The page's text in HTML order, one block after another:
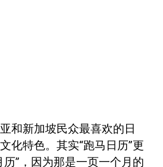
和新加坡民众最喜欢的日
化特色。其实“跑马日历”更
”，因为那是一页一个月的